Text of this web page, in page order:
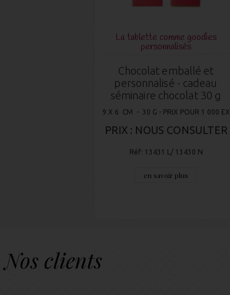
La tablette comme goodies
personnalisés
Chocolat emballé et
personnalisé - cadeau
séminaire chocolat 30 g
9 X 6 CM - 30 G - PRIX POUR 1 000 EX
PRIX : NOUS CONSULTER
Réf: 13431 L/ 13430 N
en savoir plus
Nos clients